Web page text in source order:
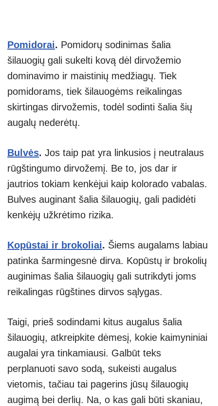
Pomidorai. Pomidorų sodinimas šalia
šilauogių gali sukelti kovą dėl dirvožemio
dominavimo ir maistinių medžiagų. Tiek
pomidorams, tiek šilauogėms reikalingas
skirtingas dirvožemis, todėl sodinti šalia šių
augalų nederėtų.
Bulvės. Jos taip pat yra linkusios į neutralaus
rūgštingumo dirvožemį. Be to, jos dar ir
jautrios tokiam kenkėjui kaip kolorado vabalas.
Bulves auginant šalia šilauogių, gali padidėti
kenkėjų užkrėtimo rizika.
Kopūstai ir brokoliai. Šiems augalams labiau
patinka šarmingesnė dirva. Kopūstų ir brokolių
auginimas šalia šilauogių gali sutrikdyti joms
reikalingas rūgštines dirvos sąlygas.
Taigi, prieš sodindami kitus augalus šalia
šilauogių, atkreipkite dėmesį, kokie kaimyniniai
augalai yra tinkamiausi. Galbūt teks
perplanuoti savo sodą, sukeisti augalus
vietomis, tačiau tai pagerins jūsų šilauogių
augimą bei derlių. Na, o kas gali būti skaniau,